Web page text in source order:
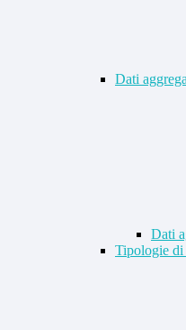
Dati
Dati
Tipologie di